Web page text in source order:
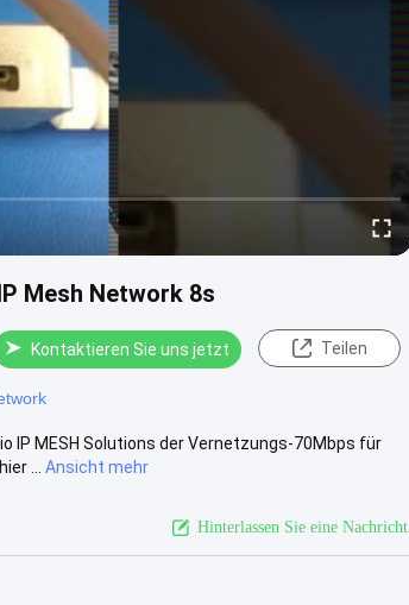
Mesh Network 8s
Kontaktieren Sie uns jetzt Teilen
IP MESH Solutions der Vernetzungs-70Mbps für
...
Ansicht mehr
Hinterlassen Sie eine Nachricht.